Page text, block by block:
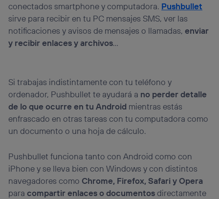
conectados smartphone y computadora. Pushbullet
sirve para recibir en tu PC mensajes SMS, ver las
notificaciones y avisos de mensajes o llamadas,enviar
y recibir enlaces y archivos…
Si trabajas indistintamente con tu teléfono y
ordenador, Pushbullet te ayudará a no perder detalle
de lo que ocurre en tu Android mientras estás
enfrascado en otras tareas con tu computadora como
un documento o una hoja de cálculo.
Pushbullet funciona tanto con Android como con
iPhone y se lleva bien con Windows y con distintos
navegadores como Chrome, Firefox, Safari y Opera
paracompartir enlaces o documentosdirectamente